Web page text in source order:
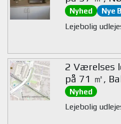
Nyhed Nye
Lejebolig
2 Værelses
på 71 ㎡,
Nyhed
Lejebolig